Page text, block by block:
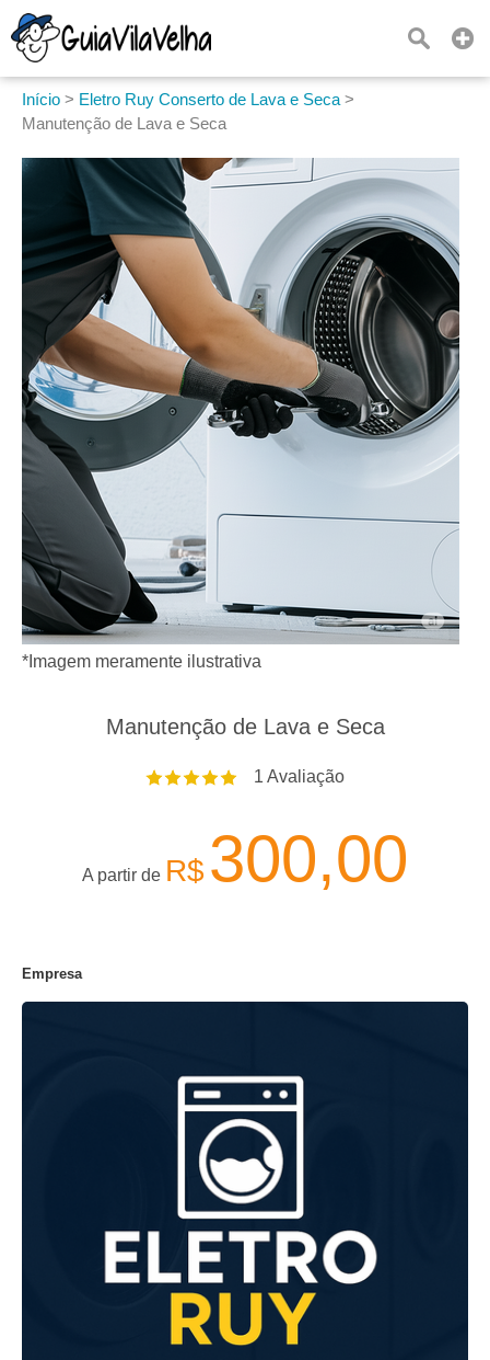
Início > Eletro Ruy Conserto de Lava e Seca >
Manutenção de Lava e Seca
*Imagem meramente ilustrativa
Manutenção de Lava e Seca
1 Avaliação
A partir de R$300,00
Empresa